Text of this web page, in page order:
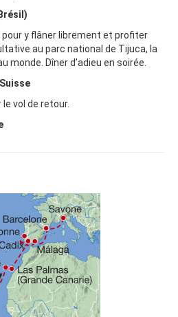
pour y flâner librement et profiter
au parc national de Tijuca, la
monde. Dîner d’adieu en soirée.
vol de retour.